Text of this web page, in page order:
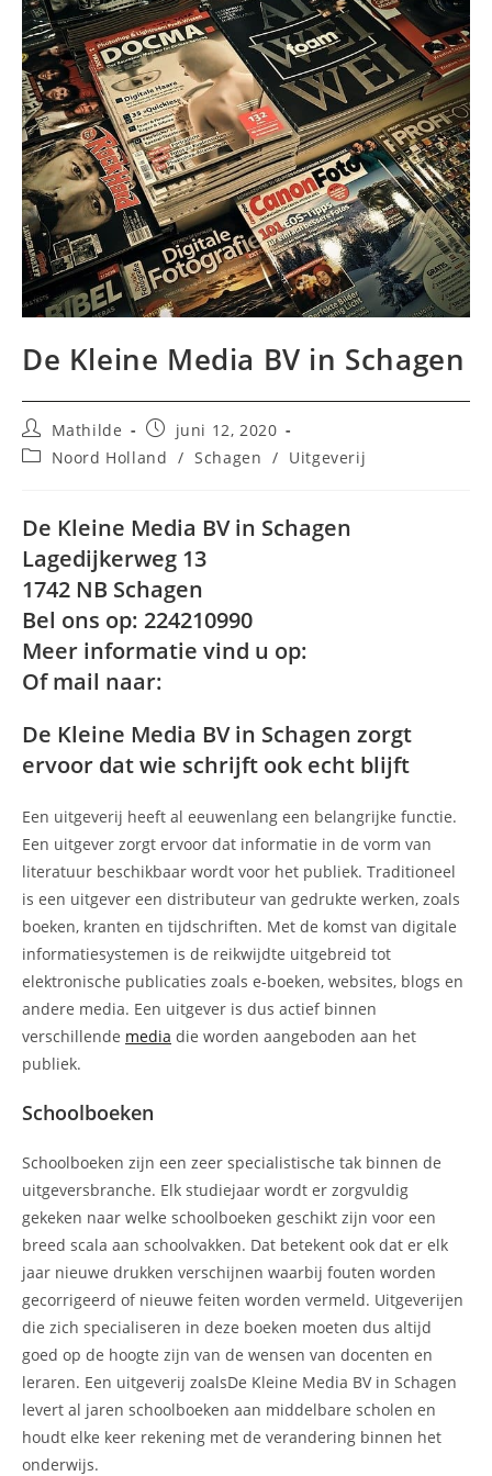
De Kleine Media BV in Schagen
Bericht
auteur:
Mathilde
Bericht
gepubliceerd
op:
juni 12, 2020
Berichtcategorie:
Noord Holland / Schagen / Uitgeverij
De Kleine Media BV in Schagen
Lagedijkerweg 13
1742 NB Schagen
Bel ons op: 224210990
Meer informatie vind u op:
Of mail naar:
De Kleine Media BV in Schagen zorgt
ervoor dat wie schrijft ook echt blijft
Een uitgeverij heeft al eeuwenlang een belangrijke functie.
Een uitgever zorgt ervoor dat informatie in de vorm van
literatuur beschikbaar wordt voor het publiek. Traditioneel
is een uitgever een distributeur van gedrukte werken, zoals
boeken, kranten en tijdschriften. Met de komst van digitale
informatiesystemen is de reikwijdte uitgebreid tot
elektronische publicaties zoals e-boeken, websites, blogs en
andere media. Een uitgever is dus actief binnen
verschillende media die worden aangeboden aan het
publiek.
Schoolboeken
Schoolboeken zijn een zeer specialistische tak binnen de
uitgeversbranche. Elk studiejaar wordt er zorgvuldig
gekeken naar welke schoolboeken geschikt zijn voor een
breed scala aan schoolvakken. Dat betekent ook dat er elk
jaar nieuwe drukken verschijnen waarbij fouten worden
gecorrigeerd of nieuwe feiten worden vermeld. Uitgeverijen
die zich specialiseren in deze boeken moeten dus altijd
goed op de hoogte zijn van de wensen van docenten en
leraren. Een uitgeverij zoalsDe Kleine Media BV in Schagen
levert al jaren schoolboeken aan middelbare scholen en
houdt elke keer rekening met de verandering binnen het
onderwijs.